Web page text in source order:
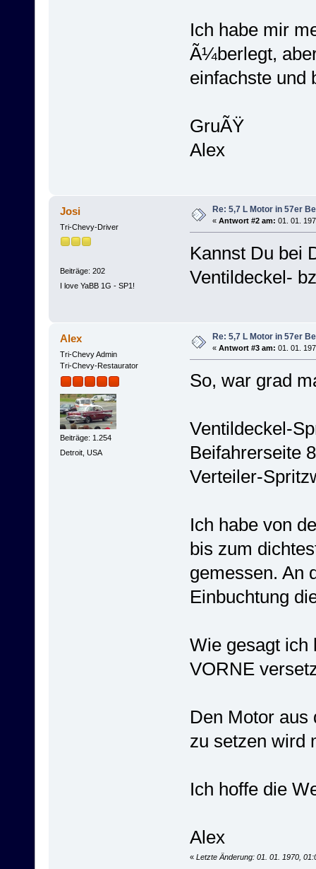
Ich habe mir
Ã¼berlegt,
einfachste und
GruÃŸ
Alex
Josi
Tri-Chevy-Driver
Beiträge: 202
I love YaBB 1G - SP1!
Re: 5,7 L Motor in 57er
« Antwort #2 am: 01. 01.
Kannst Du bei
Ventildeckel-
Alex
Tri-Chevy Admin
Tri-Chevy-Restaurator
Beiträge: 1.254
Detroit, USA
Re: 5,7 L Motor in 57er
« Antwort #3 am: 01. 01.
So, war grad
Ventildeckel-
Beifahrerseite
Verteiler-
Ich habe von
bis zum
gemessen. An
Einbuchtung
Wie gesagt ich
VORNE
Den Motor aus
zu setzen wird
Ich hoffe die
Alex
« Letzte Änderung: 01. 01. 1970,